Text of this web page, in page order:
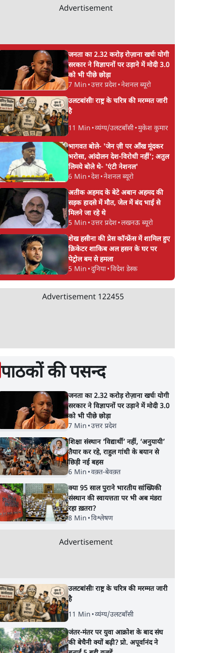
जंतर-मंतर आंदोलन: आक्रोश
का प्रदर्शन या प्रतिरोध का
कार्निवाल?
क्या युवाओं के
Advertisement
जनता का 2.32 करोड़ रोज़ाना खर्चः योगी
सरकार ने विज्ञापनों पर उड़ाने में मोदी 3.0
को भी पीछे छोड़ा
7 Min •उत्तर प्रदेश•नेशनल ब्यूरो
उलटबांसीः राष्ट्र के चरित्र की मरम्मत जारी
है
11 Min •व्यंग्य/उलटबाँसी•मुकेश कुमार
भागवत बोले- 'जेन ज़ी पर आँख मूंदकर
भरोसा, आंदोलन देश-विरोधी नहीं'; अतुल
लिमये बोले थे- 'एंटी नेशनल'
6 Min •देश•नेशनल ब्यूरो
अतीक अहमद के बेटे अबान अहमद की
सड़क हादसे में मौत, जेल में बंद भाई से
मिलने जा रहे थे
5 Min •उत्तर प्रदेश•लखनऊ ब्यूरो
शेख हसीना की प्रेस कॉन्फ्रेंस में शामिल हुए
क्रिकेटर शाकिब अल हसन के घर पर
पेट्रोल बम से हमला
5 Min •दुनिया•विदेश डेस्क
Advertisement 122455
पाठकों की पसन्द
जनता का 2.32 करोड़ रोज़ाना खर्चः योगी
सरकार ने विज्ञापनों पर उड़ाने में मोदी 3.0
को भी पीछे छोड़ा
7 Min •उत्तर प्रदेश
शिक्षा संस्थान ‘विद्यार्थी’ नहीं, ‘अनुयायी’
तैयार कर रहे, राहुल गांधी के बयान से
छिड़ी नई बहस
6 Min •वक़्त-बेवक़्त
क्या 95 साल पुराने भारतीय सांख्यिकी
संस्थान की स्वायत्तता पर भी अब मंडरा
रहा ख़तरा?
8 Min •विश्लेषण
Advertisement
उलटबांसीः राष्ट्र के चरित्र की मरम्मत जारी
है
11 Min •व्यंग्य/उलटबाँसी
जंतर-मंतर पर युवा आक्रोश के बाद संघ
की बेचैनी क्यों बढ़ी? प्रो. अपूर्वानंद ने